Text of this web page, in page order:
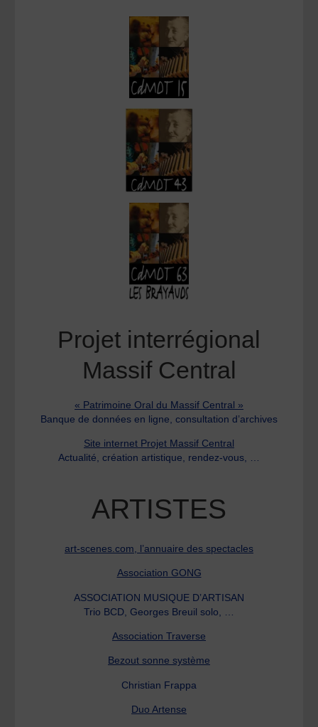
Projet interrégional
Massif Central
« Patrimoine Oral du Massif Central »
Banque de données en ligne, consultation d’archives
Site internet Projet Massif Central
Actualité, création artistique, rendez-vous, …
ARTISTES
art-scenes.com, l’annuaire des spectacles
Association GONG
ASSOCIATION MUSIQUE D’ARTISAN
Trio BCD, Georges Breuil solo, …
Association Traverse
Bezout sonne système
Christian Frappa
Duo Artense